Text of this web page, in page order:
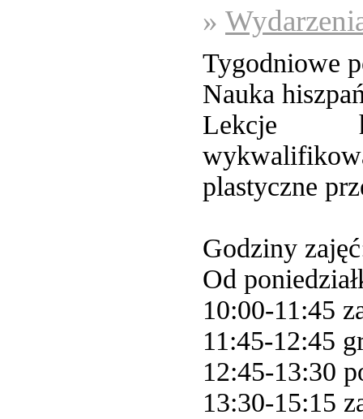
»
Tygodniowe
Nauka
Lekcje
plastyczne
Godziny
Od
10:00-11:45
11:45-12:45
12:45-13:30
13:30-15:15